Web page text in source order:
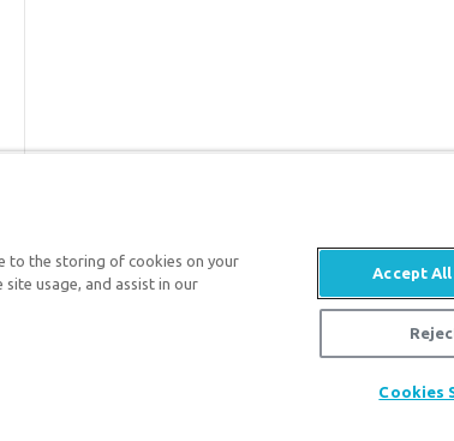
en Génesis es un ministerio de apologética,
su fe y proclamar el evangelio de Jesucristo.
to the storing of cookies on your
usage, and assist in our
Accept
Cookies